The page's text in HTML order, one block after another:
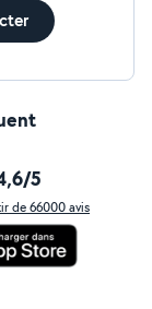
! À
5
de 66000 avis